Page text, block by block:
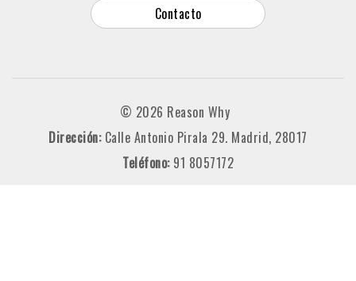
Contacto
© 2026 Reason Why
Dirección: Calle Antonio Pirala 29. Madrid, 28017
Teléfono: 91 8057172